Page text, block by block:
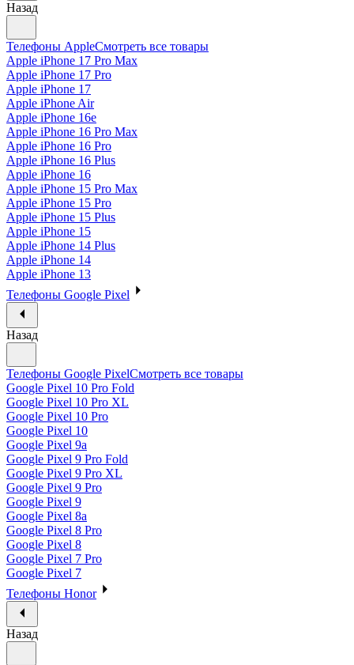
Назад
Телефоны AppleСмотреть все товары
Apple iPhone 17 Pro Max
Apple iPhone 17 Pro
Apple iPhone 17
Apple iPhone Air
Apple iPhone 16e
Apple iPhone 16 Pro Max
Apple iPhone 16 Pro
Apple iPhone 16 Plus
Apple iPhone 16
Apple iPhone 15 Pro Max
Apple iPhone 15 Pro
Apple iPhone 15 Plus
Apple iPhone 15
Apple iPhone 14 Plus
Apple iPhone 14
Apple iPhone 13
Телефоны Google Pixel
Назад
Телефоны Google PixelСмотреть все товары
Google Pixel 10 Pro Fold
Google Pixel 10 Pro XL
Google Pixel 10 Pro
Google Pixel 10
Google Pixel 9a
Google Pixel 9 Pro Fold
Google Pixel 9 Pro XL
Google Pixel 9 Pro
Google Pixel 9
Google Pixel 8a
Google Pixel 8 Pro
Google Pixel 8
Google Pixel 7 Pro
Google Pixel 7
Телефоны Honor
Назад